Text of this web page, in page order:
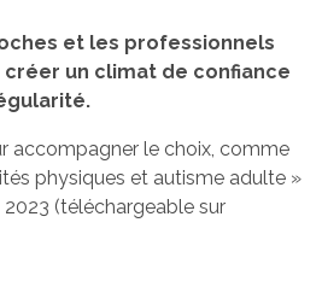
et les professionnels
un climat de confiance
accompagner le choix, comme
physiques et autisme adulte »
2023 (téléchargeable sur